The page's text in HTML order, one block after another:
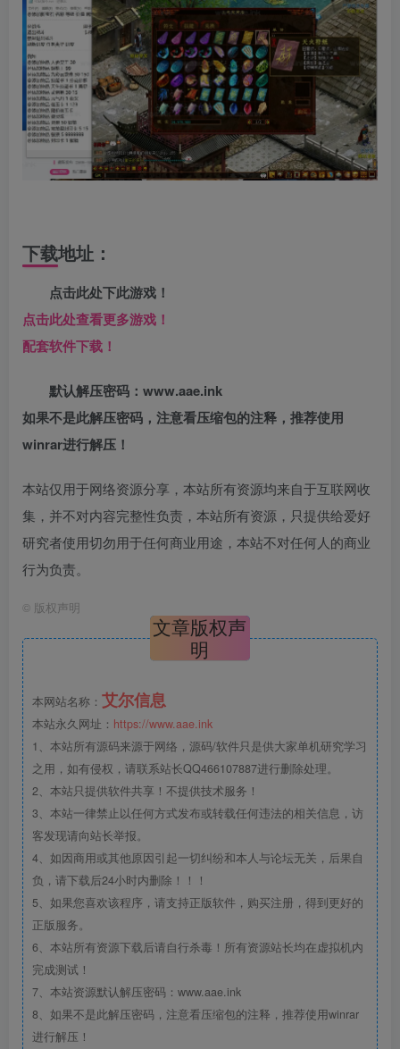
下载地址：
点击此处下此游戏！
点击此处查看更多游戏！
配套软件下载！
默认解压密码：www.aae.ink
如果不是此解压密码，注意看压缩包的注释，推荐使用
winrar进行解压！
本站仅用于网络资源分享，本站所有资源均来自于互联网收
集，并不对内容完整性负责，本站所有资源，只提供给爱好
研究者使用切勿用于任何商业用途，本站不对任何人的商业
行为负责。
© 版权声明
文章版权声
明
本网站名称： 艾尔信息
本站永久网址： https://www.aae.ink
1、本站所有源码来源于网络，源码/软件只是供大家单机研究学习
之用，如有侵权，请联系站长QQ466107887进行删除处理。
2、本站只提供软件共享！不提供技术服务！
3、本站一律禁止以任何方式发布或转载任何违法的相关信息，访
客发现请向站长举报。
4、如因商用或其他原因引起一切纠纷和本人与论坛无关，后果自
负，请下载后24小时内删除！！！
5、如果您喜欢该程序，请支持正版软件，购买注册，得到更好的
正版服务。
6、本站所有资源下载后请自行杀毒！所有资源站长均在虚拟机内
完成测试！
7、本站资源默认解压密码：www.aae.ink
8、如果不是此解压密码，注意看压缩包的注释，推荐使用winrar
进行解压！